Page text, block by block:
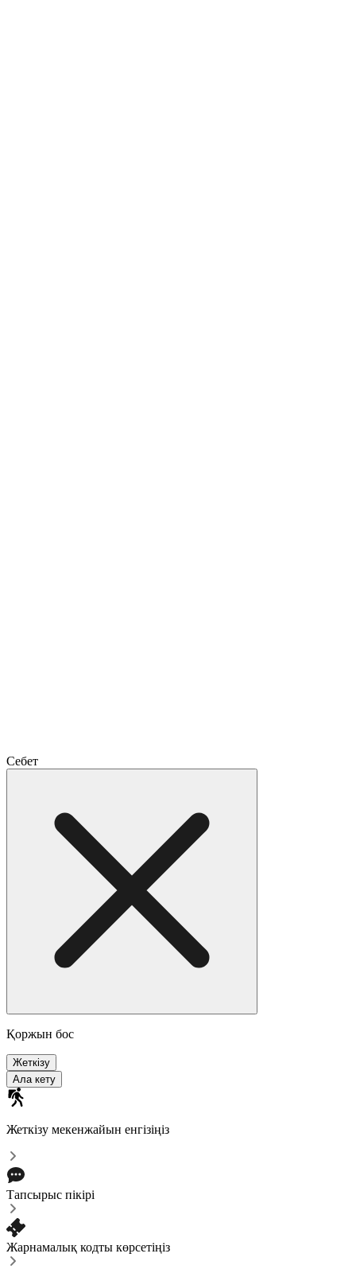
Себет
Қоржын бос
Жеткізу
Ала кету
Жеткізу мекенжайын енгізіңіз
Тапсырыс пікірі
Жарнамалық кодты көрсетіңіз